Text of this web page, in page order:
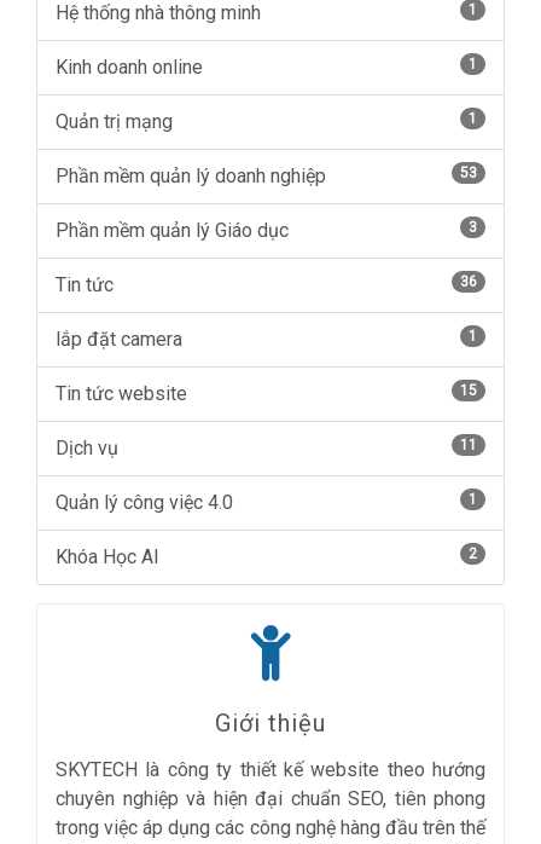
Hệ thống nhà thông minh 1
Kinh doanh online 1
Quản trị mạng 1
Phần mềm quản lý doanh nghiệp 53
Phần mềm quản lý Giáo dục 3
Tin tức 36
lắp đặt camera 1
Tin tức website 15
Dịch vụ 11
Quản lý công việc 4.0 1
Khóa Học AI 2
Giới thiệu
SKYTECH là công ty thiết kế website theo hướng
chuyên nghiệp và hiện đại chuẩn SEO, tiên phong
trong việc áp dụng các công nghệ hàng đầu trên thế